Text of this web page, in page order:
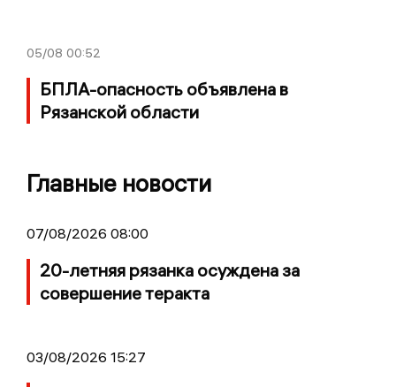
05/08 00:52
БПЛА-опасность объявлена в
Рязанской области
Главные новости
07/08/2026 08:00
20-летняя рязанка осуждена за
совершение теракта
03/08/2026 15:27